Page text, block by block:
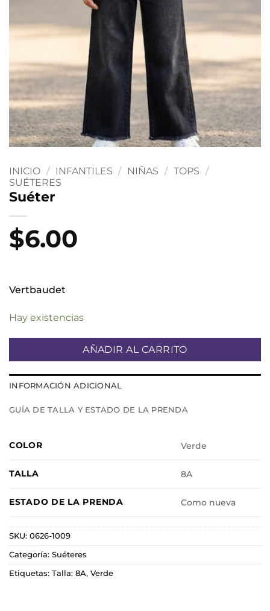
INICIO / INFANTILES / NIÑAS / TOPS /
SUÉTERES
Suéter
$6.00
Vertbaudet
Hay existencias
AÑADIR AL CARRITO
INFORMACIÓN ADICIONAL
GUÍA DE TALLA Y ESTADO DE LA PRENDA
COLOR Verde
TALLA 8A
ESTADO DE LA PRENDA Como nueva
SKU: 0626-1009
Categoría: Suéteres
Etiquetas: Talla: 8A, Verde